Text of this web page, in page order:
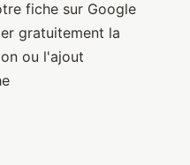
fiche sur Google
gratuitement la
ou l'ajout